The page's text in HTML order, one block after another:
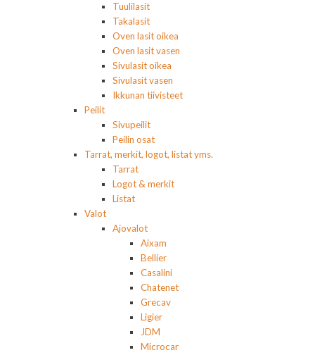
Tuulilasit
Takalasit
Oven lasit oikea
Oven lasit vasen
Sivulasit oikea
Sivulasit vasen
Ikkunan tiivisteet
Peilit
Sivupeilit
Peilin osat
Tarrat, merkit, logot, listat yms.
Tarrat
Logot & merkit
Listat
Valot
Ajovalot
Aixam
Bellier
Casalini
Chatenet
Grecav
Ligier
JDM
Microcar